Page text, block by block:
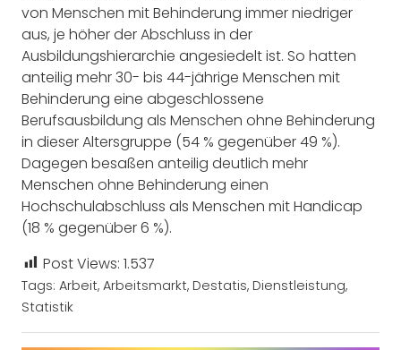
von Menschen mit Behinderung immer niedriger
aus, je höher der Abschluss in der
Ausbildungshierarchie angesiedelt ist. So hatten
anteilig mehr 30- bis 44-jährige Menschen mit
Behinderung eine abgeschlossene
Berufsausbildung als Menschen ohne Behinderung
in dieser Altersgruppe (54 % gegenüber 49 %).
Dagegen besaßen anteilig deutlich mehr
Menschen ohne Behinderung einen
Hochschulabschluss als Menschen mit Handicap
(18 % gegenüber 6 %).
Post Views: 1.537
Tags: Arbeit, Arbeitsmarkt, Destatis, Dienstleistung,
Statistik